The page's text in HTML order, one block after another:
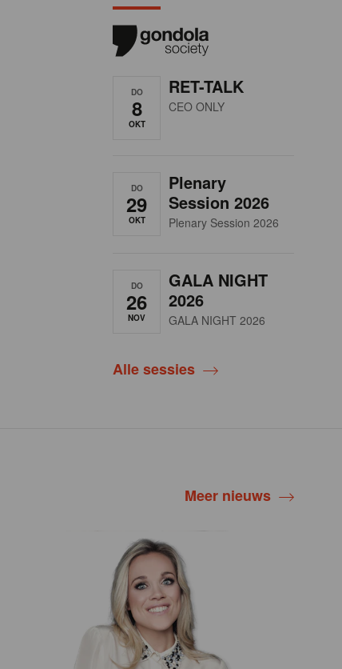
DO
8
OKT
RET-TALK
CEO ONLY
DO
29
OKT
Plenary
Session 2026
Plenary Session 2026
DO
26
NOV
GALA NIGHT
2026
GALA NIGHT 2026
Alle sessies
Meer nieuws